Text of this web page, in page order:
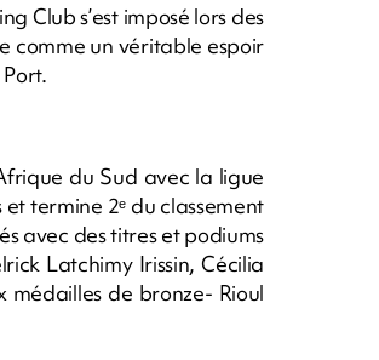
Club s’est imposé lors des
comme un véritable espoir
du Sud avec la ligue
termine 2ᵉ du classement
avec des titres et podiums
Latchimy Irissin, Cécilia
de bronze- Rioul